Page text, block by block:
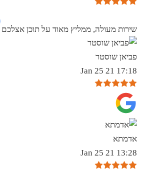
שירות מעולה, ממליץ מאוד על תוכן אצלכם
פביאן שוסטר
17:18 21 Jan 25
אדמתא
13:28 21 Jan 25